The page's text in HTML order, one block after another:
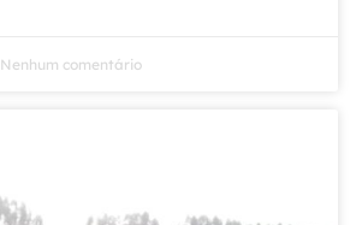
Nenhum comentário